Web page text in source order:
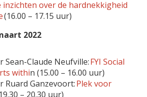
inzichten over de hardnekkigheid
(16.00 – 17.15 uur)
2022
Sean-Claude Neufville:FYI Social
within (15.00 – 16.00 uur)
Ruard Ganzevoort:Plek voor
– 20.30 uur)